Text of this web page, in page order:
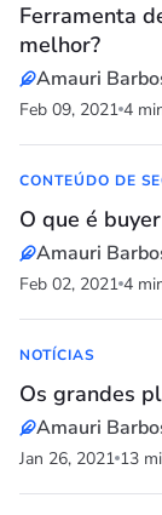
Ferramenta
melhor?
Amauri
Feb 09, 2021 4
CONTEÚDO DE
O que é
Amauri
Feb 02, 2021 4
NOTÍCIAS
Os grandes
Amauri
Jan 26, 2021 13